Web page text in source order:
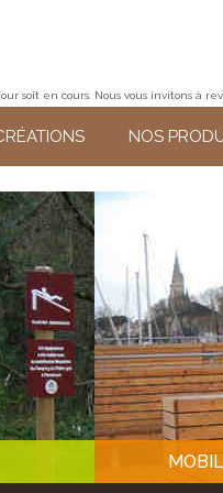
NOS
en cours. Nous vous invitons à